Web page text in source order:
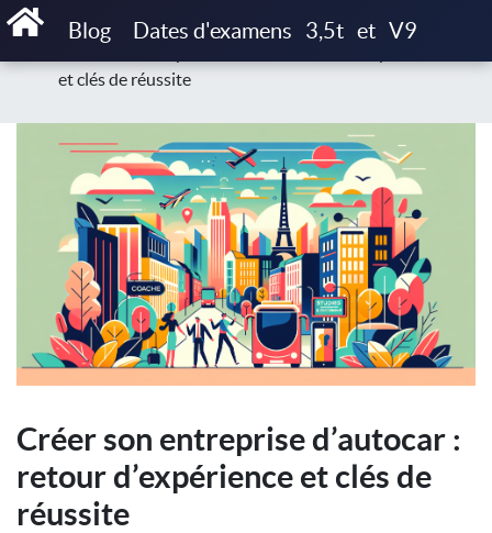
Blog Dates d'examens 3,5t et V9
Accueil Blog
Études de cas & témoignages
et clés de réussite
Créer son entreprise d’autocar :
retour d’expérience et clés de
réussite